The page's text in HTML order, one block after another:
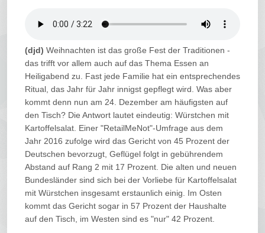
(djd) Weihnachten ist das große Fest der Traditionen -
das trifft vor allem auch auf das Thema Essen an
Heiligabend zu. Fast jede Familie hat ein entsprechendes
Ritual, das Jahr für Jahr innigst gepflegt wird. Was aber
kommt denn nun am 24. Dezember am häufigsten auf
den Tisch? Die Antwort lautet eindeutig: Würstchen mit
Kartoffelsalat. Einer "RetailMeNot"-Umfrage aus dem
Jahr 2016 zufolge wird das Gericht von 45 Prozent der
Deutschen bevorzugt, Geflügel folgt in gebührendem
Abstand auf Rang 2 mit 17 Prozent. Die alten und neuen
Bundesländer sind sich bei der Vorliebe für Kartoffelsalat
mit Würstchen insgesamt erstaunlich einig. Im Osten
kommt das Gericht sogar in 57 Prozent der Haushalte
auf den Tisch, im Westen sind es "nur" 42 Prozent.